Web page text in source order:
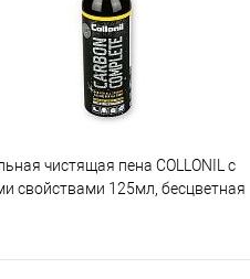
чистящая пена COLLONIL с
свойствами 125мл, бесцветная